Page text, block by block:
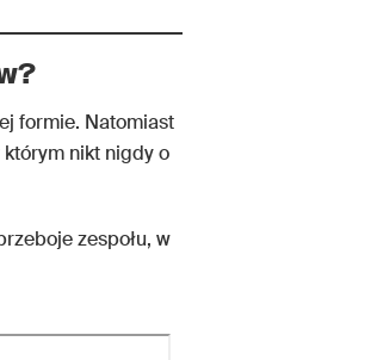
formie. Natomiast
nikt nigdy o
zespołu, w